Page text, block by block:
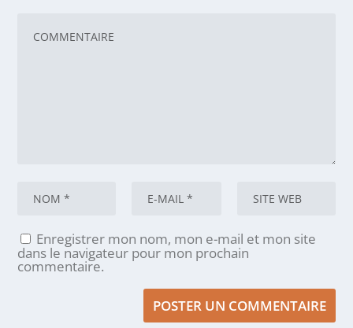
Enregistrer mon nom, mon e-mail et mon site
dans le navigateur pour mon prochain
commentaire.